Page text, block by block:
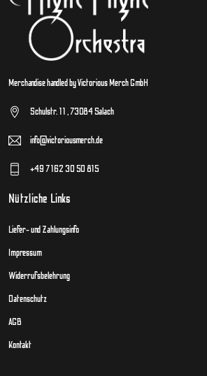
Merchandise handled by Victorious Merch GmbH
Schulstr. 11 , 73084 Salach
info@victoriousmerch.de
+49 7162 30 50 815
Nützliche Links
Liefer- und Zahlungsinfo
Impressum
Widerrufsbelehrung
Datenschutz
AGB
Kontakt